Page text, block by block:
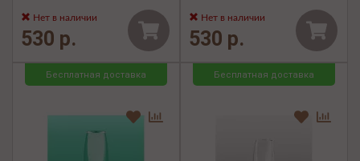
Нет в наличии
530 р.
Нет в наличии
530 р.
Бесплатная доставка Бесплатная доставка